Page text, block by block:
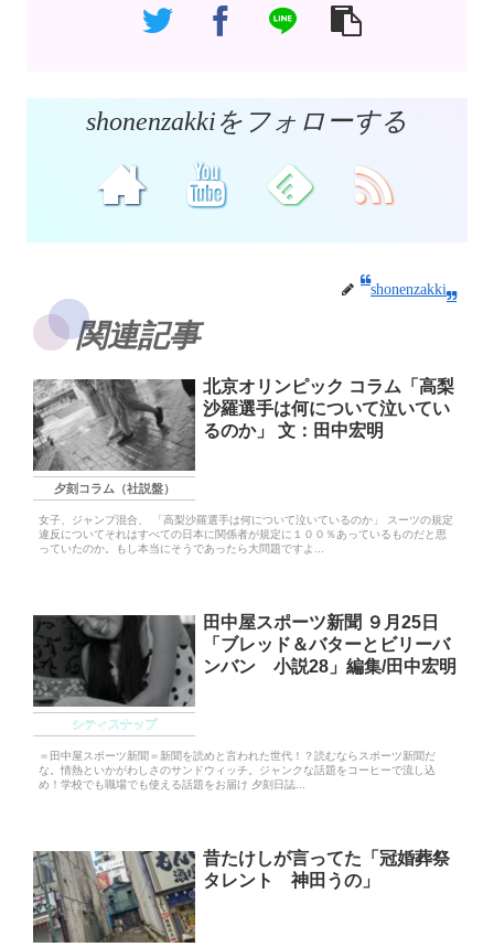
shonenzakkiをフォローする
shonenzakki
関連記事
夕刻コラム（社説盤）
北京オリンピック コラム「高梨
沙羅選手は何について泣いてい
るのか」 文：田中宏明
女子、ジャンプ混合、 「高梨沙羅選手は何について泣いているのか」 スーツの規定
違反についてそれはすべての日本に関係者が規定に１００％あっているものだと思
っていたのか。もし本当にそうであったら大問題ですよ...
シティスナップ
田中屋スポーツ新聞 ９月25日
「ブレッド＆バターとビリーバ
ンバン 小説28」編集/田中宏明
＝田中屋スポーツ新聞＝新聞を読めと言われた世代！？読むならスポーツ新聞だ
な。情熱といかがわしさのサンドウィッチ。ジャンクな話題をコーヒーで流し込
め！学校でも職場でも使える話題をお届け 夕刻日誌...
昔たけしが言ってた「冠婚葬祭
タレント 神田うの」